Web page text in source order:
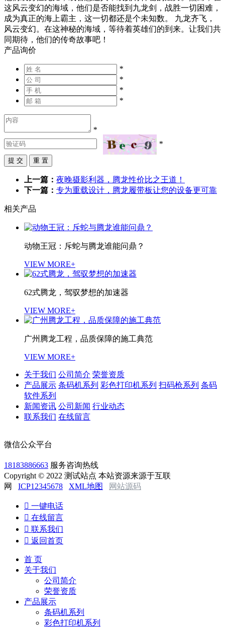
这风云变幻的海域，他们是否能找到九龙剑，战胜一切困难，
成为真正的海上霸主，这一切都还是个未知数。 九龙齐飞，
风云变幻。在这神秘的海域，等待着英雄们的到来。让我们共
同期待，他们的传奇故事吧！
产品询价
*
*
*
*
*
*
上一篇： 夜晚摄影利器，腾龙性价比之王道！
下一篇： 专为重载设计，腾龙履带板让您的设备更可靠
相关产品
动物王冠：斥蛇与腾龙谁能问鼎？
VIEW MORE+
62式腾龙，驾驭梦想的加速器
VIEW MORE+
广州腾龙工程，品质保障的施工典范
VIEW MORE+
关于我们 公司简介 荣誉资质
产品展示 条码机系列 彩色打印机系列 扫码枪系列 条码
软件系列
新闻资讯 公司新闻 行业动态
联系我们 在线留言
微信公众平台
18183886663 服务咨询热线
Copyright © 2022 测试站点 本站资源来源于互联
网 ICP12345678 XML地图 网站源码
 一键电话
 在线留言
 联系我们
 返回首页
首 页
关于我们
公司简介
荣誉资质
产品展示
条码机系列
彩色打印机系列